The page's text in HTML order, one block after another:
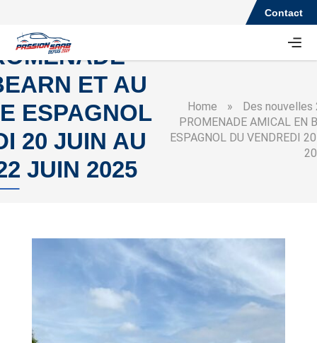
Contact
ET AU
ESPAGNOL
20 JUIN AU
JUIN 2025
Home »
Des
PROMENADE AMICAL EN
ESPAGNOL DU VENDREDI